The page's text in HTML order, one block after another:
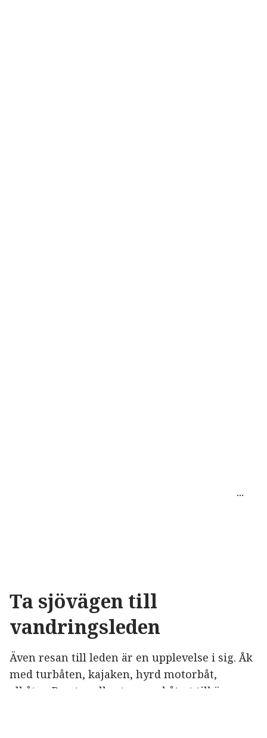
Ta sjövägen till
vandringsleden
Även resan till leden är en upplevelse i sig. Åk
med turbåten, kajaken, hyrd motorbåt,
elbåten Bowter eller ta egen båt ut till öarnas